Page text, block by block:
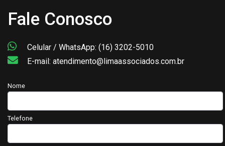
Fale Conosco
Celular / WhatsApp: (16) 3202-5010
E-mail: atendimento@limaassociados.com.br
Nome
Telefone